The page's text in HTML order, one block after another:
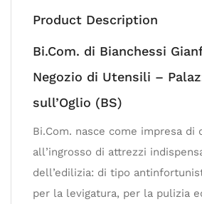
Product Description
Bi.Com. di Bianchessi
Negozio di Utensili –
sull’Oglio (BS)
Bi.Com. nasce come impresa di
all’ingrosso di attrezzi
dell’edilizia: di tipo
per la levigatura, per la pulizia